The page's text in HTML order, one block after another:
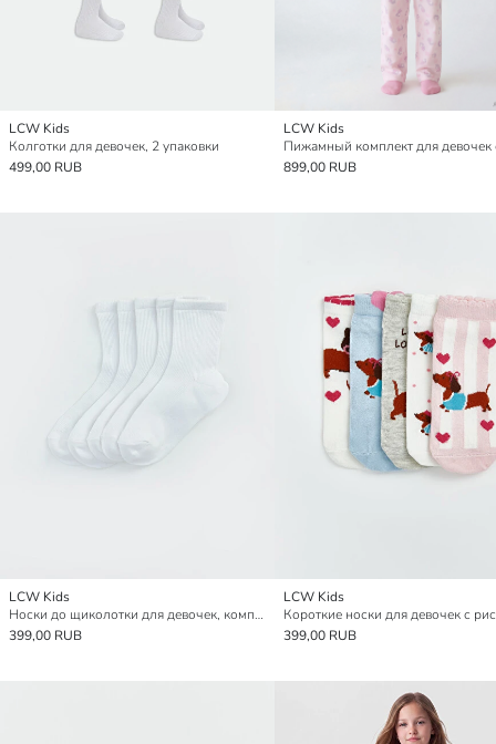
LCW Kids
Колготки для девочек, 2 упаковки
499,00 RUB
LCW Kids
899,00 RUB
LCW Kids
Носки до щиколотки для девочек, комплект из 5 штук
399,00 RUB
LCW Kids
399,00 RUB